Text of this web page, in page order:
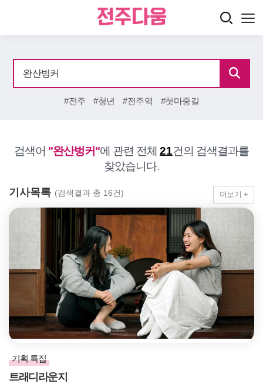
#전주 #청년 #전주역 #첫마중길
검색어 "완산벙커"에 관련 전체 21건의 검색결과를
찾았습니다.
기사목록 (검색결과 총 16건) 더보기 +
기획 특집
트래디라운지